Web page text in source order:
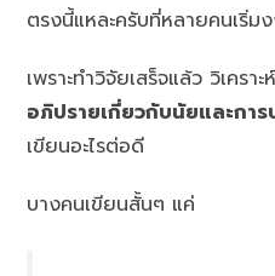
ตรงนี้แหละครับที่หลายคนเริ่ม
เพราะทำวิจัยเสร็จแล้ว วิเคร
อภิปรายเกี่ยวกับนัยและการ
เขียนอะไรต่อดี
บางคนเขียนสั้นๆ แค่